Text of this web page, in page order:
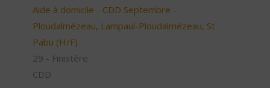
Aide à domicile - CDD Septembre -
Ploudalmézeau, Lampaul-Ploudalmézeau, St
Pabu (H/F)
29 - Finistère
CDD